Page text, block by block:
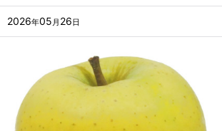
2026年05 月 26日